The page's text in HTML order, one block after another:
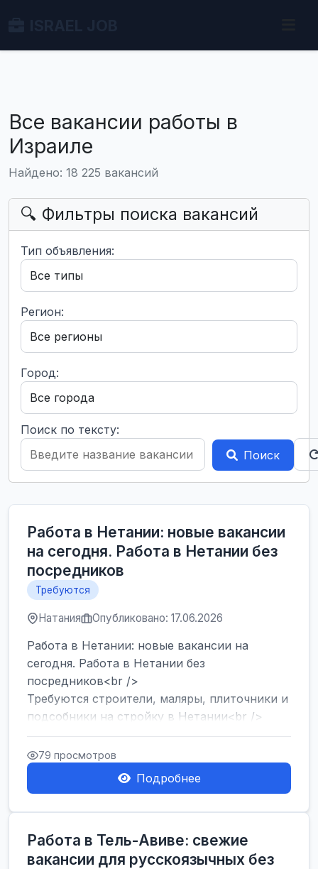
Все вакансии работы в
Израиле
Найдено: 18 225 вакансий
🔍 Фильтры поиска вакансий
Тип объявления:
Регион:
Город:
Поиск по тексту:
Поиск
Работа в Нетании: новые вакансии
на сегодня. Работа в Нетании без
посредников
Требуются
Натания Опубликовано: 17.06.2026
Работа в Нетании: новые вакансии на
сегодня. Работа в Нетании без
посредников<br />
Требуются строители, маляры, плиточники и
подсобники на стройку в Нетании<br />
Срочно требуются горничные, уборщи...
79 просмотров
Подробнее
Работа в Тель-Авиве: свежие
вакансии для русскоязычных без